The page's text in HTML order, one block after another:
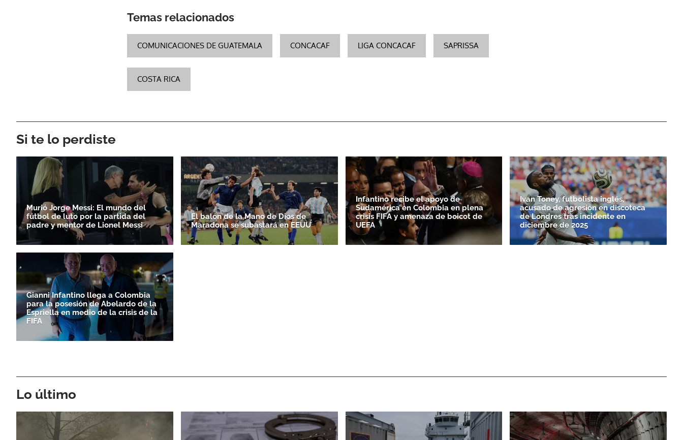
Temas relacionados
COMUNICACIONES DE GUATEMALA CONCACAF LIGA CONCACAF SAPRISSA
COSTA RICA
Si te lo perdiste
Murió Jorge Messi: El mundo del
fútbol de luto por la partida del
padre y mentor de Lionel Messi
El balón de la Mano de Dios de
Maradona se subastará en EEUU
Infantino recibe el apoyo de
Sudamérica en Colombia en plena
crisis FIFA y amenaza de boicot de
UEFA
Ivan Toney, futbolista inglés,
acusado de agresión en discoteca
de Londres tras incidente en
diciembre de 2025
Gianni Infantino llega a Colombia
para la posesión de Abelardo de la
Espriella en medio de la crisis de la
FIFA
Lo último